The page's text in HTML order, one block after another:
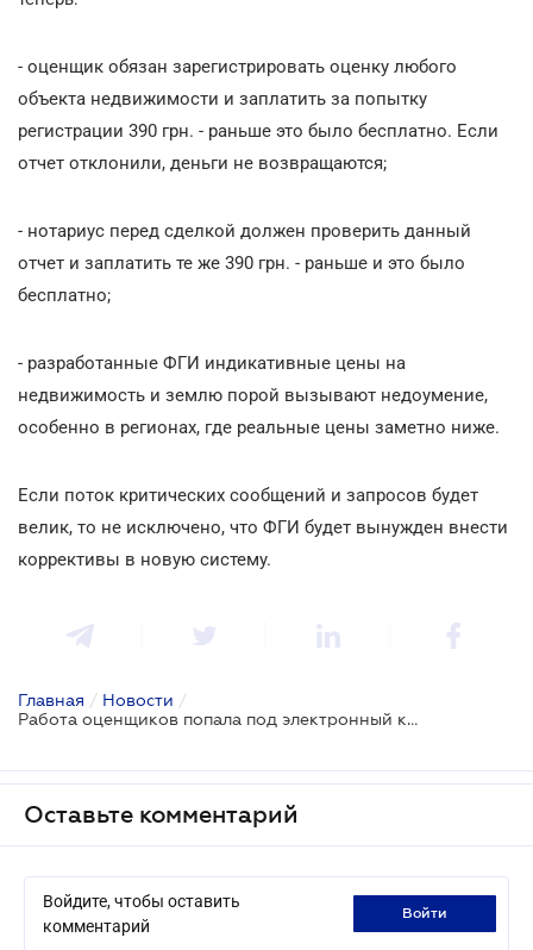
- оценщик обязан зарегистрировать оценку любого
объекта недвижимости и заплатить за попытку
регистрации 390 грн. - раньше это было бесплатно. Если
отчет отклонили, деньги не возвращаются;
- нотариус перед сделкой должен проверить данный
отчет и заплатить те же 390 грн. - раньше и это было
бесплатно;
- разработанные ФГИ индикативные цены на
недвижимость и землю порой вызывают недоумение,
особенно в регионах, где реальные цены заметно ниже.
Если поток критических сообщений и запросов будет
велик, то не исключено, что ФГИ будет вынужден внести
коррективы в новую систему.
Главная / Новости /
Работа оценщиков попала под электронный контроль
Оставьте комментарий
Войдите, чтобы оставить
комментарий
войти